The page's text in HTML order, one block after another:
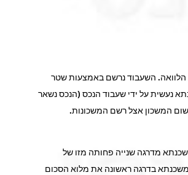
הלוואה. השעבוד נרשם באמצעות שטר
נעשית על ידי שעבוד הנכס (הנכס נשאר
המשכון אצל רשם המשכונות.
מדרגה שנייה פחותה מזו של
בדרגה ראשונה את מלוא הסכום